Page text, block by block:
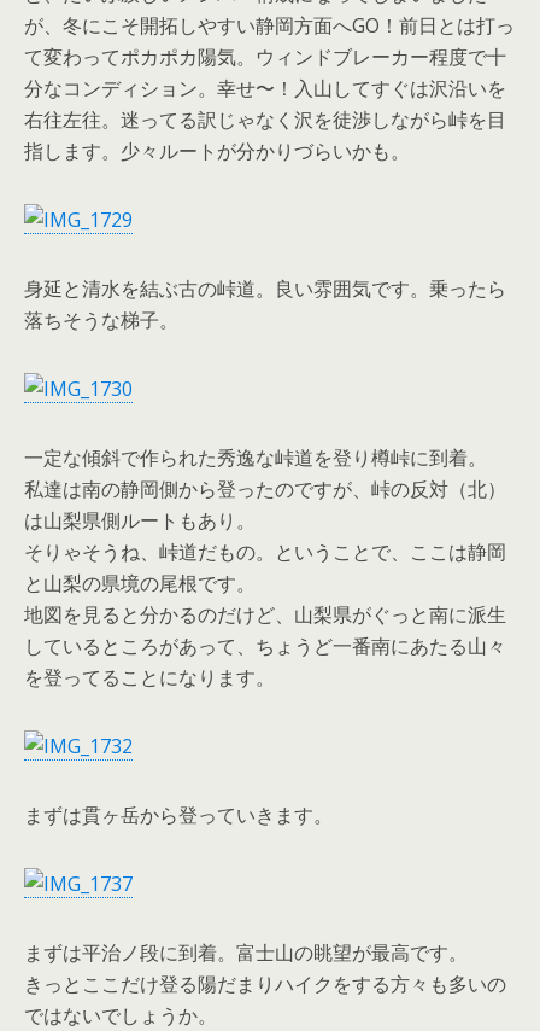
が、冬にこそ開拓しやすい静岡方面へGO！前日とは打っ
て変わってポカポカ陽気。ウィンドブレーカー程度で十
分なコンディション。幸せ〜！入山してすぐは沢沿いを
右往左往。迷ってる訳じゃなく沢を徒渉しながら峠を目
指します。少々ルートが分かりづらいかも。
身延と清水を結ぶ古の峠道。良い雰囲気です。乗ったら
落ちそうな梯子。
一定な傾斜で作られた秀逸な峠道を登り樽峠に到着。
私達は南の静岡側から登ったのですが、峠の反対（北）
は山梨県側ルートもあり。
そりゃそうね、峠道だもの。ということで、ここは静岡
と山梨の県境の尾根です。
地図を見ると分かるのだけど、山梨県がぐっと南に派生
しているところがあって、ちょうど一番南にあたる山々
を登ってることになります。
まずは貫ヶ岳から登っていきます。
まずは平治ノ段に到着。富士山の眺望が最高です。
きっとここだけ登る陽だまりハイクをする方々も多いの
ではないでしょうか。